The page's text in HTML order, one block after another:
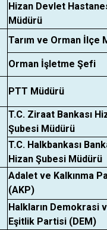
Hizan Devlet
Müdürü
Tarım ve Orman İlçe
Orman İşletme Şefi
PTT Müdürü
T.C. Ziraat Bankası
Şubesi Müdürü
T.C. Halkbankası
Hizan Şubesi Müdürü
Adalet ve Kalkınma
(AKP)
Halkların Demokrasi
Eşitlik Partisi (DEM)